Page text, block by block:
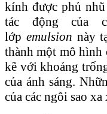
kính được phủ
tác động của
lớp emulsion này
thành một mô hình
kẽ với khoảng
của ánh sáng.
của các ngôi sao xa